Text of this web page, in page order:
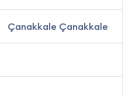
Çanakkale Çanakkale